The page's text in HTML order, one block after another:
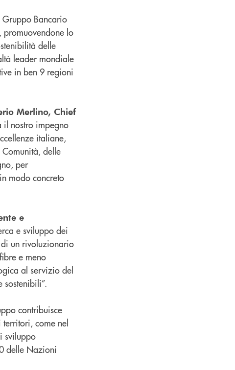
Bancario
lo
delle
leader mondiale
in ben 9 regioni
Merlino, Chief
il nostro impegno
italiane,
delle
per
modo concreto
e
e sviluppo dei
un rivoluzionario
e meno
al servizio del
contribuisce
come nel
sviluppo
delle Nazioni